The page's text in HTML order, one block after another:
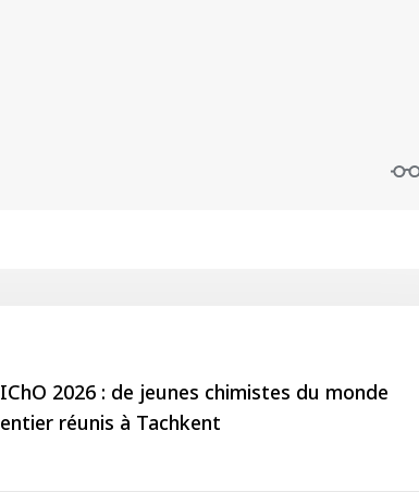
IChO 2026 : de jeunes chimistes du monde
entier réunis à Tachkent